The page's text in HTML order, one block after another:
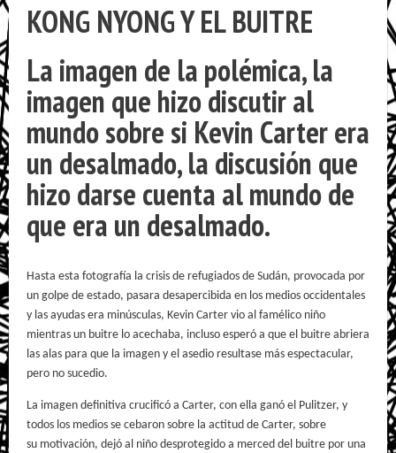
KONG NYONG Y EL BUITRE
La imagen de la polémica, la
imagen que hizo discutir al
mundo sobre si Kevin Carterera
un desalmado, la discusión que
hizo darse cuenta al mundo de
que era un desalmado.
Hasta esta fotografía la crisis de refugiados de Sudán, provocada por
un golpe de estado, pasara desapercibida en los medios occidentales
y las ayudas era minúsculas, Kevin Carter vio al famélico niño
mientras un buitre lo acechaba, incluso esperó a que el buitre abriera
las alas para que la imagen y el asedio resultase más espectacular,
pero no sucedio.
La imagen definitiva crucificó a Carter, con ella ganó el Pulitzer, y
todos los medios se cebaron sobre la actitud de Carter, sobre
su motivación, dejó al niño desprotegido a merced del buitre por una